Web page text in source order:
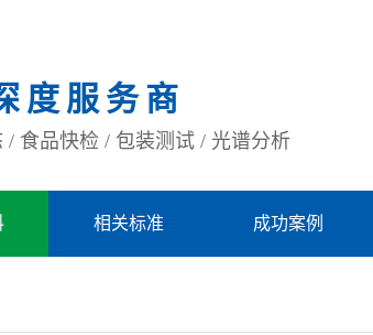
度服务商
/ 食品快检 / 包装测试 / 光谱分析
相关标准 成功案例